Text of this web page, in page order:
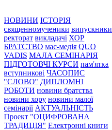
НОВИНИ ІСТОРІЯ
священномученики випускники
ректорат викладачі ХОР
БРАТСТВО мас-медія QUO
VADIS МАЛА СЕМІНАРІЯ
ПІДГОТОВЧІ КУРСИ пам'ятка
вступникові ЧАСОПИС
"СЛОВО" ДИПЛОМНІ
РОБОТИ новини братства
новини хору новини малої
семінарії АКТУАЛЬНІСТЬ
Проект "ОЦИФРОВАНА
ТРАДИЦІЯ" Електронні книги